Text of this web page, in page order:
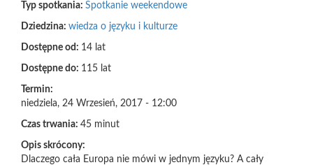
Typ spotkania: Spotkanie weekendowe
Dziedzina: wiedza o języku i kulturze
Dostępne od: 14 lat
Dostępne do: 115 lat
Termin:
niedziela, 24 Wrzesień, 2017 - 12:00
Czas trwania: 45 minut
Opis skrócony:
Dlaczego cała Europa nie mówi w jednym języku? A cały